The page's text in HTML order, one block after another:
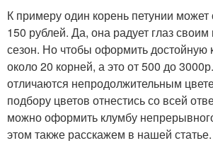
К примеру один корень петунии может
150 рублей. Да, она радует глаз
сезон. Но чтобы оформить достойную
около 20 корней, а это от 500 до
отличаются непродолжительным
подбору цветов отнестись со всей
можно оформить клумбу
этом также расскажем в нашей статье.